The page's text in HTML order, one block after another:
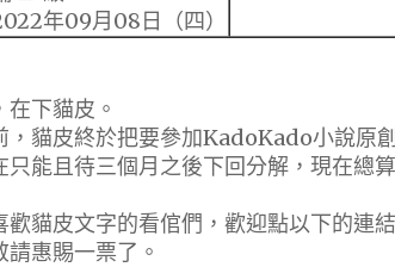
年09月08日（四）
下貓皮。
皮終於把要參加KadoKado小說原創
只能且待三個月之後下回分解，現在總
皮文字的看倌們，歡迎點以下的連
惠賜一票了。